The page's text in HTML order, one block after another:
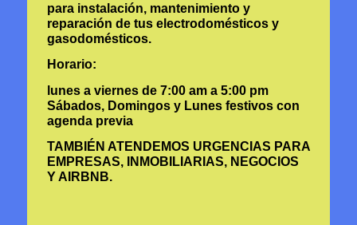
para instalación, mantenimiento y
reparación de tus electrodomésticos y
gasodomésticos.
Horario:
lunes a viernes de 7:00 am a 5:00 pm
Sábados, Domingos y Lunes festivos con
agenda previa
TAMBIÉN ATENDEMOS URGENCIAS PARA
EMPRESAS, INMOBILIARIAS, NEGOCIOS
Y AIRBNB.